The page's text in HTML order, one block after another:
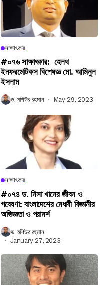
সাক্ষাৎকার
#০৭৬ সাক্ষাৎকার: হেলথ
ইনফরমেটিকস বিশেষজ্ঞ মো. আমিনুল
ইসলাম
ড. মশিউর রহমান May 29, 2023
সাক্ষাৎকার
#০৭৪ ড. নিসা খানের জীবন ও
গবেষণা: বাংলাদেশের মেধাবী বিজ্ঞানীর
অভিজ্ঞতা ও পরামর্শ
ড. মশিউর রহমান
January 27, 2023